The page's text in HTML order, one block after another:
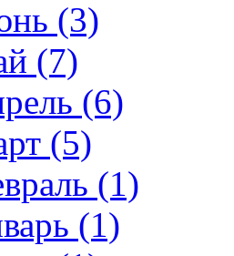
(3)
(7)
(6)
(5)
(1)
(1)